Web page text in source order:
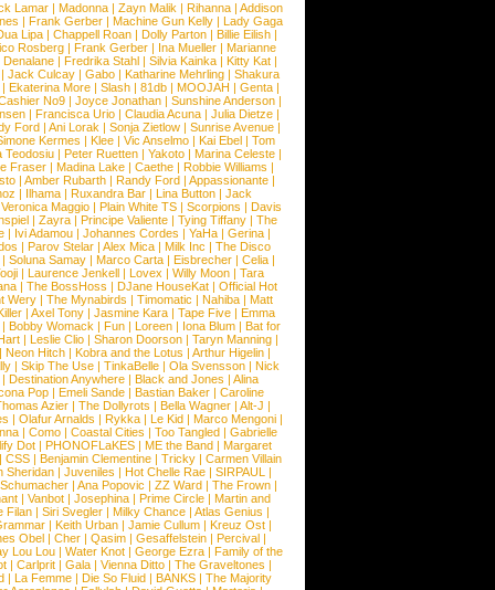
Lamar | Madonna | Zayn Malik | Rihanna | Addison
| Frank Gerber| Machine Gun Kelly| Lady Gaga
Lipa | Chappell Roan | Dolly Parton | Billie Eilish |
Rosberg| Frank Gerber| Ina Mueller| Marianne
Denalane | Fredrika Stahl | Silvia Kainka | Kitty Kat |
Jack Culcay | Gabo | Katharine Mehrling | Shakura
Ekaterina More| Slash| 81db| MOOJAH | Genta|
No9 | Joyce Jonathan | Sunshine Anderson |
| Francisca Urio | Claudia Acuna | Julia Dietze |
Ford | Ani Lorak | Sonja Zietlow | Sunrise Avenue |
Kermes | Klee| Vic Anselmo| Kai Ebel| Tom
Teodosiu| Peter Ruetten| Yakoto| Marina Celeste|
Fraser| Madina Lake| Caethe| Robbie Williams |
| Amber Rubarth| Randy Ford| Appassionante|
| Ilhama| Ruxandra Bar| Lina Button| Jack
Veronica Maggio| Plain White TS| Scorpions | Davis
| Zayra | Principe Valiente | Tying Tiffany | The
| Ivi Adamou | Johannes Cordes | YaHa | Gerina |
| Parov Stelar | Alex Mica | Milk Inc | The Disco
| Soluna Samay | Marco Carta | Eisbrecher | Celia |
| Laurence Jenkell| Lovex | Willy Moon| Tara
| The BossHoss | DJane HouseKat| Official Hot
Wery | The Mynabirds | Timomatic | Nahiba | Matt
| Axel Tony | Jasmine Kara | Tape Five | Emma
Bobby Womack | Fun| Loreen| Iona Blum| Bat for
| Leslie Clio| Sharon Doorson| Taryn Manning|
Neon Hitch | Kobra and the Lotus | Arthur Higelin |
| Skip The Use | TinkaBelle | Ola Svensson | Nick
Destination Anywhere| Black and Jones | Alina
Pop| Emeli Sande| Bastian Baker| Caroline
Azier| The Dollyrots | Bella Wagner| Alt-J |
| Olafur Arnalds | Rykka | Le Kid | Marco Mengoni |
| Como| Coastal Cities | Too Tangled| Gabrielle
Dot | PHONOFLaKES | ME the Band | Margaret
CSS| Benjamin Clementine| Tricky| Carmen Villain
Sheridan| Juveniles | Hot Chelle Rae| SIRPAUL
|
| Ana Popovic | ZZ Ward | The Frown |
| Vanbot | Josephina | Prime Circle | Martin and
Filan | Siri Svegler | Milky Chance | Atlas Genius |
| Keith Urban | Jamie Cullum | Kreuz Ost |
Obel | Cher | Qasim | Gesaffelstein | Percival |
Lou Lou | Water Knot | George Ezra | Family of the
| Carlprit| Gala| Vienna Ditto| The Graveltones |
| La Femme | Die So Fluid | BANKS | The Majority